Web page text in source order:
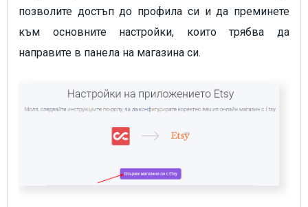
позволите достъп до профила си и да преминете
към основните настройки, които трябва да
направите в панела на магазина си.